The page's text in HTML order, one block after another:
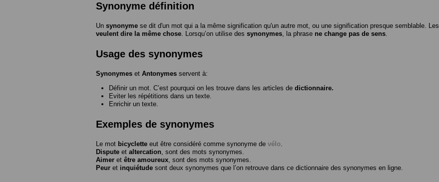
Synonyme définition
Un synonyme se dit d'un mot qui a la même signification qu'un autre mot, ou une signification presque semblable. Les
veulent dire la même chose. Lorsqu’on utilise des synonymes, la phrase ne change pas de sens.
Usage des synonymes
Synonymes et Antonymes servent à:
Définir un mot. C’est pourquoi on les trouve dans les articles de dictionnaire.
Eviter les répétitions dans un texte.
Enrichir un texte.
Exemples de synonymes
Le mot bicyclette eut être considéré comme synonyme de vélo.
Dispute et altercation, sont des mots synonymes.
Aimer et être amoureux, sont des mots synonymes.
Peur et inquiétude sont deux synonymes que l’on retrouve dans ce dictionnaire des synonymes en ligne.